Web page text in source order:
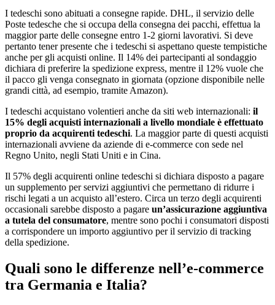
I tedeschi sono abituati a consegne rapide. DHL, il servizio delle
Poste tedesche che si occupa della consegna dei pacchi, effettua la
maggior parte delle consegne entro 1-2 giorni lavorativi. Si deve
pertanto tener presente che i tedeschi si aspettano queste tempistiche
anche per gli acquisti online. Il 14% dei partecipanti al sondaggio
dichiara di preferire la spedizione express, mentre il 12% vuole che
il pacco gli venga consegnato in giornata (opzione disponibile nelle
grandi città, ad esempio, tramite Amazon).
I tedeschi acquistano volentieri anche da siti web internazionali: il
15% degli acquisti internazionali a livello mondiale è effettuato
proprio da acquirenti tedeschi. La maggior parte di questi acquisti
internazionali avviene da aziende di e-commerce con sede nel
Regno Unito, negli Stati Uniti e in Cina.
Il 57% degli acquirenti online tedeschi si dichiara disposto a pagare
un supplemento per servizi aggiuntivi che permettano di ridurre i
rischi legati a un acquisto all’estero. Circa un terzo degli acquirenti
occasionali sarebbe disposto a pagare un’assicurazione aggiuntiva
a tutela del consumatore, mentre sono pochi i consumatori disposti
a corrispondere un importo aggiuntivo per il servizio di tracking
della spedizione.
Quali sono le differenze nell’e-commerce
tra Germania e Italia?